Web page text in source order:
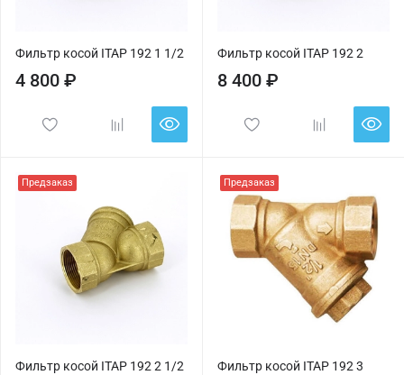
Фильтр косой ITAP 192 1 1/2
4 800 ₽
Фильтр косой ITAP 192 2
8 400 ₽
Предзаказ
Фильтр косой ITAP 192 2 1/2
Предзаказ
Фильтр косой ITAP 192 3